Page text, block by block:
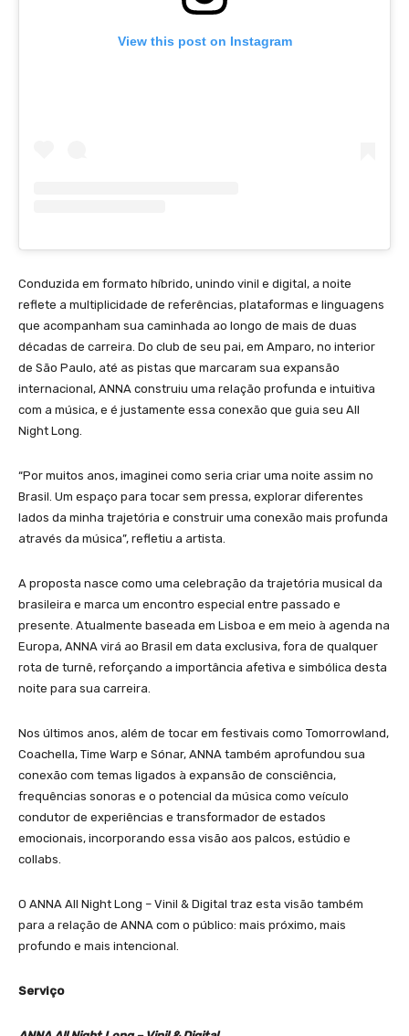
View this post on Instagram
Conduzida em formato híbrido, unindo vinil e digital, a noite
reflete a multiplicidade de referências, plataformas e linguagens
que acompanham sua caminhada ao longo de mais de duas
décadas de carreira. Do club de seu pai, em Amparo, no interior
de São Paulo, até as pistas que marcaram sua expansão
internacional, ANNA construiu uma relação profunda e intuitiva
com a música, e é justamente essa conexão que guia seu All
Night Long.
“Por muitos anos, imaginei como seria criar uma noite assim no
Brasil. Um espaço para tocar sem pressa, explorar diferentes
lados da minha trajetória e construir uma conexão mais profunda
através da música”, refletiu a artista.
A proposta nasce como uma celebração da trajetória musical da
brasileira e marca um encontro especial entre passado e
presente. Atualmente baseada em Lisboa e em meio à agenda na
Europa, ANNA virá ao Brasil em data exclusiva, fora de qualquer
rota de turnê, reforçando a importância afetiva e simbólica desta
noite para sua carreira.
Nos últimos anos, além de tocar em festivais como Tomorrowland,
Coachella, Time Warp e Sónar, ANNA também aprofundou sua
conexão com temas ligados à expansão de consciência,
frequências sonoras e o potencial da música como veículo
condutor de experiências e transformador de estados
emocionais, incorporando essa visão aos palcos, estúdio e
collabs.
O ANNA All Night Long – Vinil & Digital traz esta visão também
para a relação de ANNA com o público: mais próximo, mais
profundo e mais intencional.
Serviço